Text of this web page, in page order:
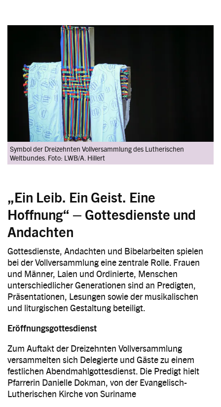
Symbol der Dreizehnten Vollversammlung des Lutherischen
Weltbundes. Foto: LWB/A. Hillert
„Ein Leib. Ein Geist. Eine
Hoffnung“ – Gottesdienste und
Andachten
Gottesdienste, Andachten und Bibelarbeiten spielen
bei der Vollversammlung eine zentrale Rolle. Frauen
und Männer, Laien und Ordinierte, Menschen
unterschiedlicher Generationen sind an Predigten,
Präsentationen, Lesungen sowie der musikalischen
und liturgischen Gestaltung beteiligt.
Eröffnungsgottesdienst
Zum Auftakt der Dreizehnten Vollversammlung
versammelten sich Delegierte und Gäste zu einem
festlichen Abendmahlgottesdienst. Die Predigt hielt
Pfarrerin Danielle Dokman, von der Evangelisch-
Lutherischen Kirche von Suriname